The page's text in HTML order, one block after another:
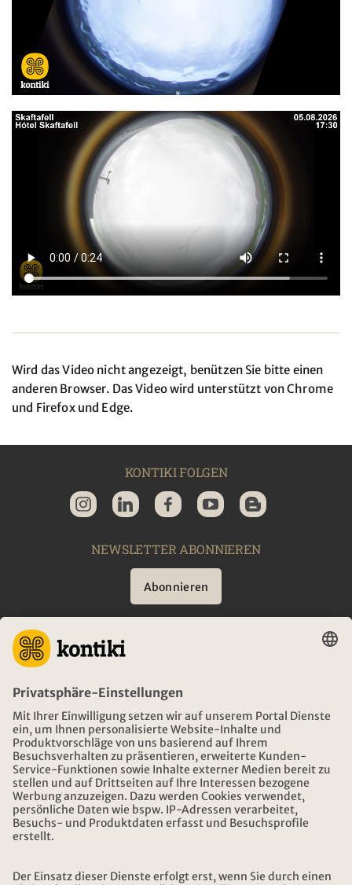
Wird das Video nicht angezeigt, benützen Sie bitte einen
anderen Browser. Das Video wird unterstützt von Chrome
und Firefox und Edge.
KONTIKI FOLGEN
NEWSLETTER ABONNIEREN
Abonnieren
BERATUNG
NOTFALL AUF REISEN
ÖFFNUNGSZEITEN KONTIKI REISEN
DOWNLOAD UND LINKS
ADRESSE
ÜBER KONTIKI